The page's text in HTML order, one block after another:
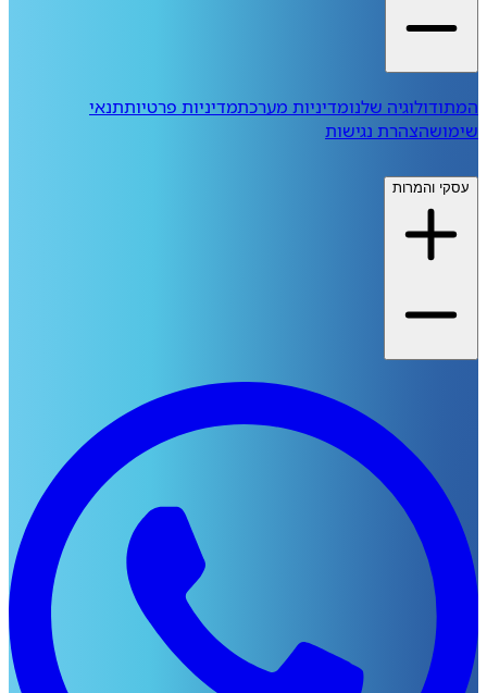
המתודולוגיה שלנומדיניות מערכתמדיניות פרטיותתנאי
שימושהצהרת נגישות
עסקי והמרות